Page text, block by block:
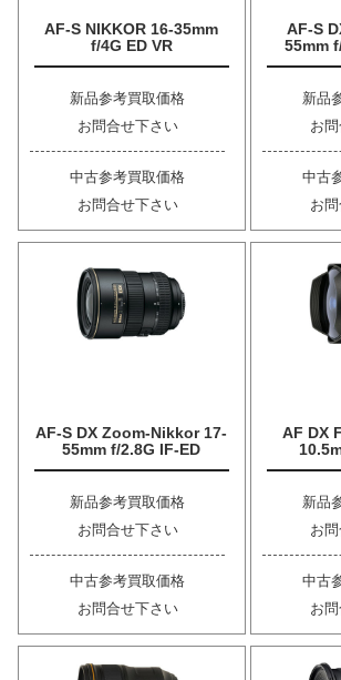
AF-S NIKKOR 16-35mm
f/4G ED VR
新品参考買取価格
お問合せ下さい
中古参考買取価格
お問合せ下さい
AF-S
55mm
新品
お
中古
お
AF-S DX Zoom-Nikkor 17-
55mm f/2.8G IF-ED
新品参考買取価格
お問合せ下さい
中古参考買取価格
お問合せ下さい
AF DX
新品
お
中古
お